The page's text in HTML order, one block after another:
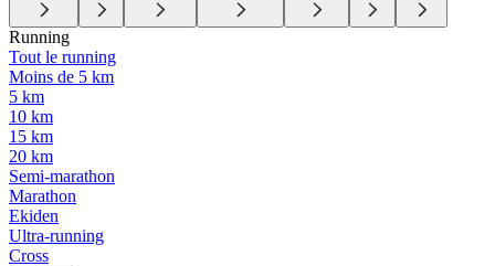
Running
Tout le running
Moins de 5 km
5 km
10 km
15 km
20 km
Semi-marathon
Marathon
Ekiden
Ultra-running
Cross